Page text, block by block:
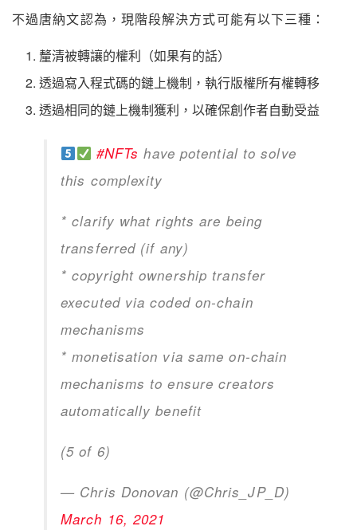
不過唐納文認為，現階段解決方式可能有以下三種：
釐清被轉讓的權利（如果有的話）
透過寫入程式碼的鏈上機制，執行版權所有權轉移
透過相同的鏈上機制獲利，以確保創作者自動受益
#NFTs have potential to solve
this complexity
* clarify what rights are being
transferred (if any)
* copyright ownership transfer
executed via coded on-chain
mechanisms
* monetisation via same on-chain
mechanisms to ensure creators
automatically benefit
(5 of 6)
— Chris Donovan (@Chris_JP_D)
March 16, 2021